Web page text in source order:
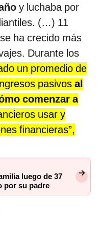
y luchaba por
(…) 11
ha crecido más
Durante los
un promedio de
pasivos al
comenzar a
usar y
financieras”,
luego de 37
por su padre